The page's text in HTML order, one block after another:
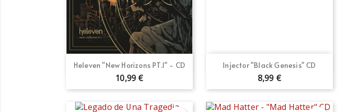
Heleven "New Horizons PT.I" - CD
10,99 €
Vista rápida Injector "Black Genesis" CD
8,99 €
Vista rápida